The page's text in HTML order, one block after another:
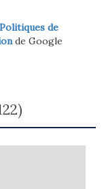
Politiques de
de Google